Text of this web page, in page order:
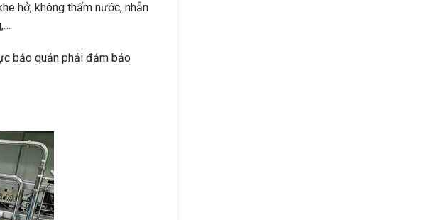
hở, không thấm nước, nhẵn
bảo quản phải đảm bảo